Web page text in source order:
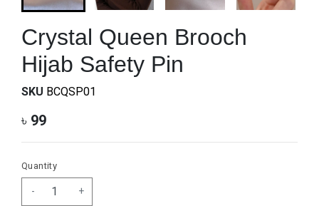
Crystal Queen Brooch
Hijab Safety Pin
SKU BCQSP01
৳ 99
Quantity
- +